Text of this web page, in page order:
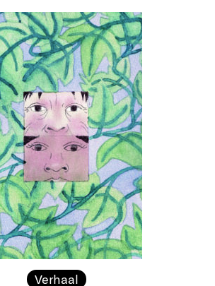
Verhaal